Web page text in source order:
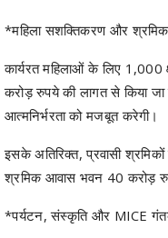
करोड़ रुपये की लागत से किया जा
आत्मनिर्भरता को मजबूत करेगी।
इसके अतिरिक्त, प्रवासी
श्रमिक आवास भवन 40 करोड़
*पर्यटन, संस्कृति और MICE
Foundation को 40 एकड़